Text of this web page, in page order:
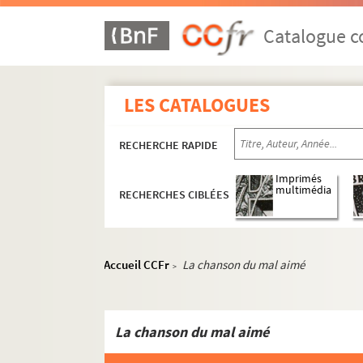
Catalogue
LES CATALOGUES
RECHERCHE RAPIDE
RECHERCHES CIBLÉES
Imprimés
multimédia
Accueil CCFr > La chanson du mal aimé
La chanson du mal aimé
Guillaume Apollinaire
Œuvres
4-MS-FS-17-1310. Guillaume
Guillaume Apollinaire.
4-MS-FS-17-0016. Guillaume